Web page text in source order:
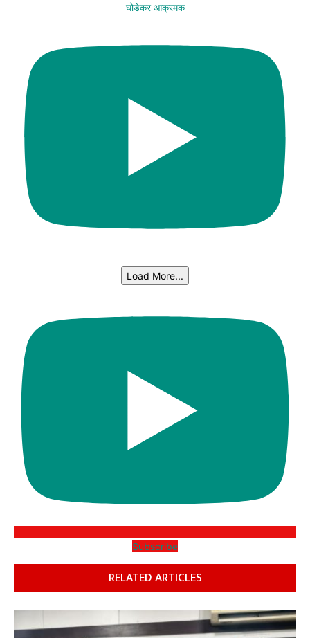
घोडेकर आक्रमक
Load More...
Subscribe
RELATED ARTICLES